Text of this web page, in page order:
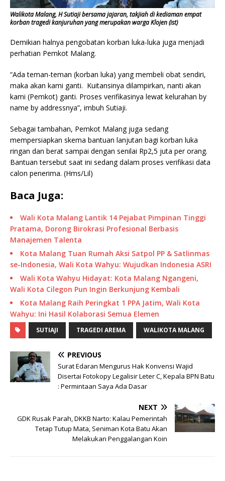
Walikota Malang, H Sutiaji bersama jajaran, takjiah di kediaman empat
korban tragedi kanjuruhan yang merupakan warga Klojen (ist)
Demikian halnya pengobatan korban luka-luka juga menjadi
perhatian Pemkot Malang.
“Ada teman-teman (korban luka) yang membeli obat sendiri,
maka akan kami ganti. Kuitansinya dilampirkan, nanti akan
kami (Pemkot) ganti. Proses verifikasinya lewat kelurahan by
name by addressnya”, imbuh Sutiaji.
Sebagai tambahan, Pemkot Malang juga sedang
mempersiapkan skema bantuan lanjutan bagi korban luka
ringan dan berat sampai dengan senilai Rp2,5 juta per orang.
Bantuan tersebut saat ini sedang dalam proses verifikasi data
calon penerima. (Hms/Lil)
Baca Juga:
Wali Kota Malang Lantik 14 Pejabat Pimpinan Tinggi
Pratama, Dorong Birokrasi Profesional Berbasis
Manajemen Talenta
Kota Malang Tuan Rumah Aksi Satpol PP & Satlinmas
se-Indonesia, Wali Kota Wahyu: Wujudkan Indonesia ASRI
Wali Kota Wahyu Hidayat: Kota Malang Ngangeni,
Wali Kota Cilegon Pun Ingin Berkunjung Kembali
Kota Malang Raih Peringkat 1 PPA Jatim, Wali Kota
Wahyu: Ini Hasil Kolaborasi Semua Elemen
SUTIAJI TRAGEDI AREMA WALIKOTA MALANG
PREVIOUS
Surat Edaran Mengurus Hak Konvensi Wajid
Disertai Fotokopy Legalisir Leter C, Kepala BPN Batu
: Permintaan Saya Ada Dasar
NEXT
GDK Rusak Parah, DKKB Narto: Kalau Pemerintah
Tetap Tutup Mata, Seniman Kota Batu Akan
Melakukan Penggalangan Koin